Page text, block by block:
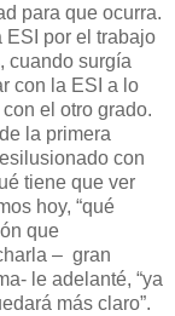
para que ocurra.
ESI por el trabajo
cuando surgía
con la ESI a lo
el otro grado.
la primera
con
tiene que ver
hoy, “qué
que
– gran
le adelanté, “ya
más claro”.